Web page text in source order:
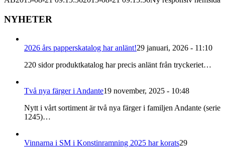
NYHETER
2026 års papperskatalog har anlänt!29 januari, 2026 - 11:10
220 sidor produktkatalog har precis anlänt från tryckeriet…
Två nya färger i Andante19 november, 2025 - 10:48
Nytt i vårt sortiment är två nya färger i familjen Andante (serie
1245)…
Vinnarna i SM i Konstinramning 2025 har korats29